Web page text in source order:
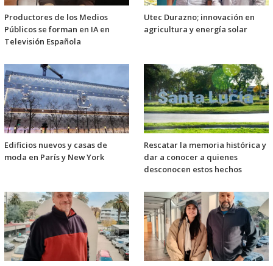
Productores de los Medios
Públicos se forman en IA en
Televisión Española
Utec Durazno; innovación en
agricultura y energía solar
Edificios nuevos y casas de
moda en París y New York
Rescatar la memoria histórica y
dar a conocer a quienes
desconocen estos hechos